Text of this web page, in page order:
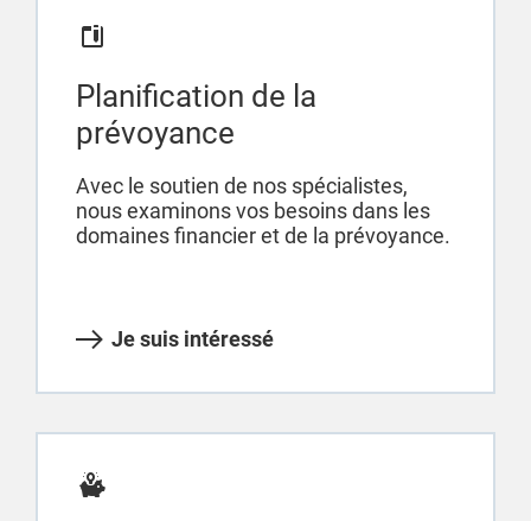
Planification de la
prévoyance
Avec le soutien de nos spécialistes,
nous examinons vos besoins dans les
domaines financier et de la prévoyance.
Je suis intéressé